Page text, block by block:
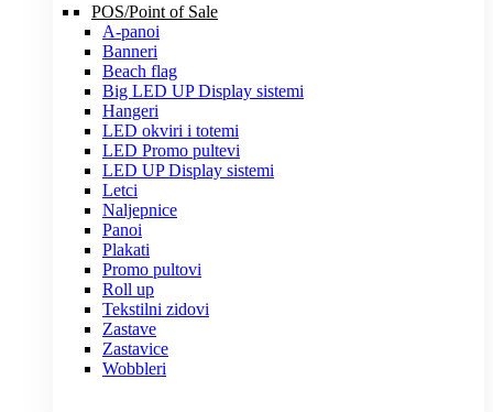
POS/Point of Sale
A-panoi
Banneri
Beach flag
Big LED UP Display sistemi
Hangeri
LED okviri i totemi
LED Promo pultevi
LED UP Display sistemi
Letci
Naljepnice
Panoi
Plakati
Promo pultovi
Roll up
Tekstilni zidovi
Zastave
Zastavice
Wobbleri